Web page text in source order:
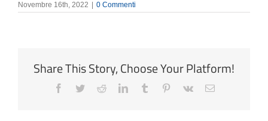
Novembre 16th, 2022 0 Commenti
Share This Story, Choose Your Platform!
Facebook
TwitterRedditLinkedInTumblr Pinterest
Vk Email